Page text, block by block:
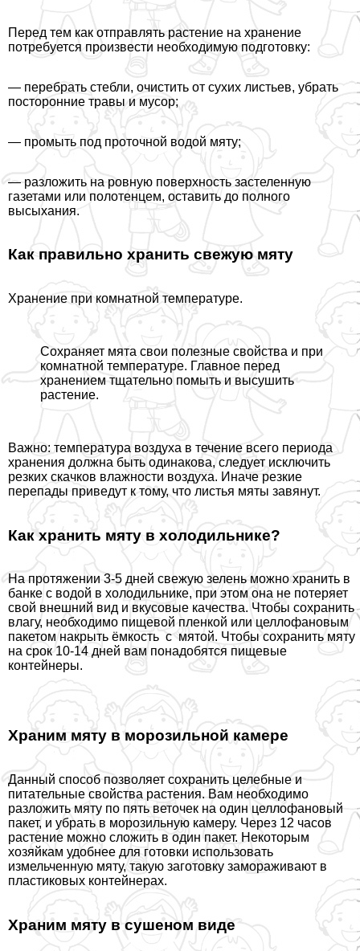
Перед тем как отправлять растение на хранение
потребуется произвести необходимую подготовку:
— перебрать стeбли, очистить от сухих листьев, убрать
посторонние травы и мусор;
— промыть под проточной водой мяту;
— разложить на ровную поверхность застеленную
газетами или полотенцем, оставить до полного
высыхания.
Как правильно хранить свежую мяту
Хранение при комнатной температуре.
Сохраняет мята свои полезные свойства и при
комнатной температуре. Главное перед
хранением тщательно помыть и высушить
растение.
Важно: температура воздуха в течение всего периода
хранения должна быть одинакова, следует исключить
резких скачков влажности воздуха. Иначе резкие
перепады приведут к тому, что листья мяты завянут.
Как хранить мяту в холодильнике?
На протяжении 3-5 дней свежую зелень можно хранить в
банке с водой в холодильнике, при этом она не потеряет
свой внешний вид и вкусовые качества. Чтобы сохранить
влагу, необходимо пищевой пленкой или целлофановым
пакетом накрыть ёмкость с мятой. Чтобы сохранить мяту
на срок 10-14 дней вам понадобятся пищевые
контейнеры.
Храним мяту в морозильной камере
Данный способ позволяет сохранить целебные и
питательные свойства растения. Вам необходимо
разложить мяту по пять веточек на один целлофановый
пакет, и убрать в морозильную камеру. Через 12 часов
растение можно сложить в один пакет. Некоторым
хозяйкам удобнее для готовки использовать
измельченную мяту, такую заготовку замораживают в
пластиковых контейнерах.
Храним мяту в сушеном виде